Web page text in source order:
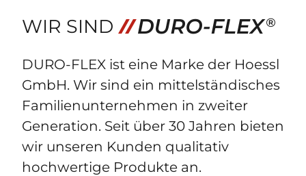
WIR SIND
DURO-FLEX ist eine Marke der Hoessl
GmbH. Wir sind ein mittelständisches
Familienunternehmen in zweiter
Generation. Seit über 30 Jahren bieten
wir unseren Kunden qualitativ
hochwertige Produkte an.